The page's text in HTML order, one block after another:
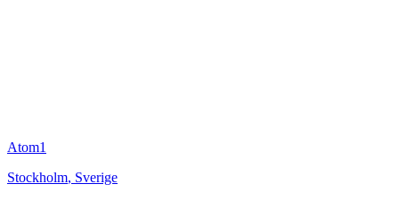
Atom1
Stockholm, Sverige